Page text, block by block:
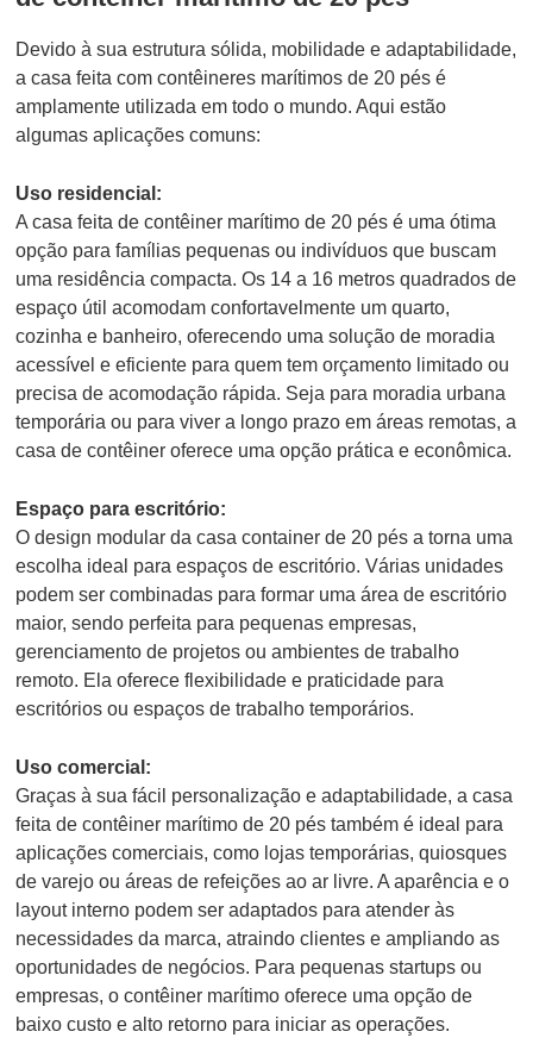
Devido à sua estrutura sólida, mobilidade e adaptabilidade,
a casa feita com contêineres marítimos de 20 pés é
amplamente utilizada em todo o mundo. Aqui estão
algumas aplicações comuns:
Uso residencial:
A casa feita de contêiner marítimo de 20 pés é uma ótima
opção para famílias pequenas ou indivíduos que buscam
uma residência compacta. Os 14 a 16 metros quadrados de
espaço útil acomodam confortavelmente um quarto,
cozinha e banheiro, oferecendo uma solução de moradia
acessível e eficiente para quem tem orçamento limitado ou
precisa de acomodação rápida. Seja para moradia urbana
temporária ou para viver a longo prazo em áreas remotas, a
casa de contêiner oferece uma opção prática e econômica.
Espaço para escritório:
O design modular da casa container de 20 pés a torna uma
escolha ideal para espaços de escritório. Várias unidades
podem ser combinadas para formar uma área de escritório
maior, sendo perfeita para pequenas empresas,
gerenciamento de projetos ou ambientes de trabalho
remoto. Ela oferece flexibilidade e praticidade para
escritórios ou espaços de trabalho temporários.
Uso comercial:
Graças à sua fácil personalização e adaptabilidade, a casa
feita de contêiner marítimo de 20 pés também é ideal para
aplicações comerciais, como lojas temporárias, quiosques
de varejo ou áreas de refeições ao ar livre. A aparência e o
layout interno podem ser adaptados para atender às
necessidades da marca, atraindo clientes e ampliando as
oportunidades de negócios. Para pequenas startups ou
empresas, o contêiner marítimo oferece uma opção de
baixo custo e alto retorno para iniciar as operações.